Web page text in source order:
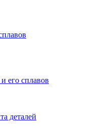
его сплавов
деталей